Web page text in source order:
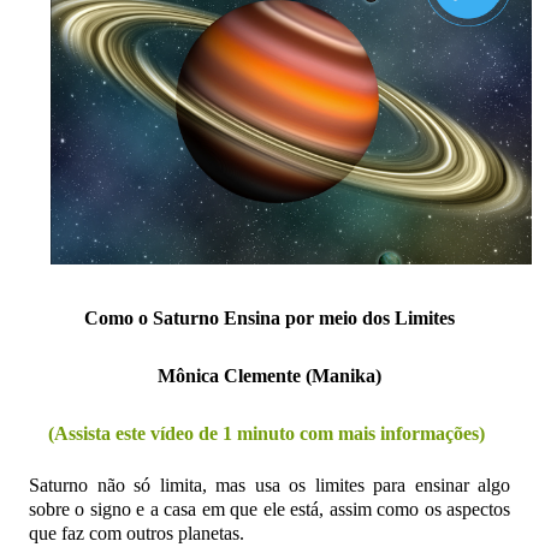
Como o Saturno Ensina por meio dos Limites
Mônica Clemente (Manika)
(Assista este vídeo de 1 minuto com mais informações)
Saturno não só limita, mas usa os limites para ensinar algo
sobre o signo e a casa em que ele está, assim como os aspectos
que faz com outros planetas.